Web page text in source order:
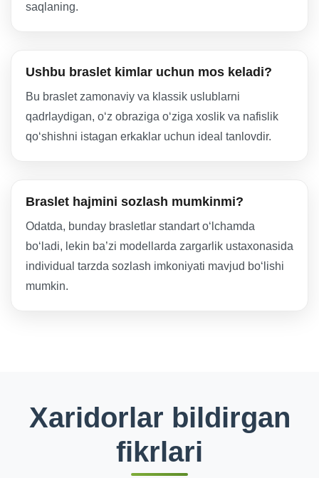
saqlaning.
Ushbu braslet kimlar uchun mos keladi?
Bu braslet zamonaviy va klassik uslublarni
qadrlaydigan, o‘z obraziga o‘ziga xoslik va nafislik
qo‘shishni istagan erkaklar uchun ideal tanlovdir.
Braslet hajmini sozlash mumkinmi?
Odatda, bunday brasletlar standart o‘lchamda
bo‘ladi, lekin ba’zi modellarda zargarlik ustaxonasida
individual tarzda sozlash imkoniyati mavjud bo‘lishi
mumkin.
Xaridorlar bildirgan
fikrlari